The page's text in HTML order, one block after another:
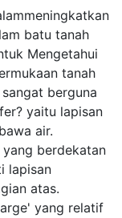
batu tanah
Mengetahui
tanah
berguna
yaitu lapisan
air.
berdekatan
lapisan
atas.
yang relatif